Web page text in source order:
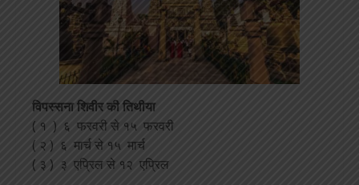
विपस्सना शिवीर की तिथीया
( १ ) ६ फरवरी से १५ फरवरी
( २ ) ६ मार्च से १५ मार्च
( ३ ) ३ एप्रिल से १२ एप्रिल